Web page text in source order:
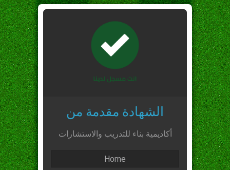
الشهادة مقدمة من
أكاديمية بناء للتدريب والاستشارات
Home